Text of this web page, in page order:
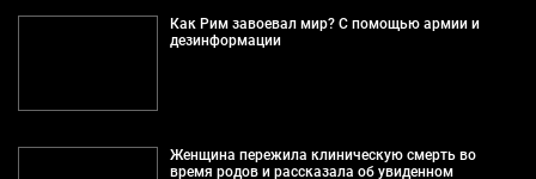
Как Рим завоевал мир? С помощью армии и
дезинформации
Женщина пережила клиническую смерть во
время родов и рассказала об увиденном